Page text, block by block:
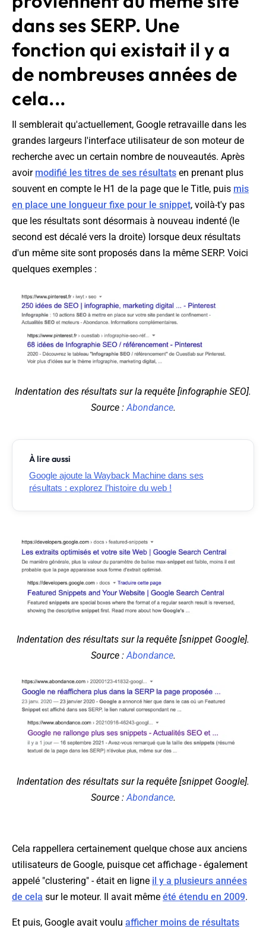
dans ses SERP. Une
fonction qui existait il y a
de nombreuses années de
cela...
Il semblerait qu'actuellement, Google retravaille dans les
grandes largeurs l'interface utilisateur de son moteur de
recherche avec un certain nombre de nouveautés. Après
avoir modifié les titres de ses résultats en prenant plus
souvent en compte le H1 de la page que le Title, puis mis
en place une longueur fixe pour le snippet, voilà-t'y pas
que les résultats sont désormais à nouveau indenté (le
second est décalé vers la droite) lorsque deux résultats
d'un même site sont proposés dans la même SERP. Voici
quelques exemples :
Indentation des résultats sur la requête [infographie SEO].
Source :Abondance.
À lire aussi
Google ajoute la Wayback Machine dans ses
résultats : explorez l’histoire du web !
Indentation des résultats sur la requête [snippet Google].
Source :Abondance.
Indentation des résultats sur la requête [snippet Google].
Source :Abondance.
Cela rappellera certainement quelque chose aux anciens
utilisateurs de Google, puisque cet affichage - également
appelé "clustering" - était en ligne il y a plusieurs années
de cela sur le moteur. Il avait même été étendu en 2009.
Et puis, Google avait voulu afficher moins de résultats